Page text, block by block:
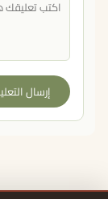
إرسال